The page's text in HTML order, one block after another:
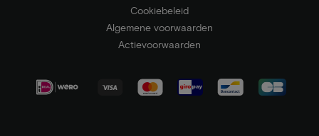
Cookiebeleid
Algemene voorwaarden
Actievoorwaarden